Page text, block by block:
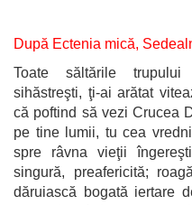
După Ectenia mică,
Toate săltările
sihăstreşti, ţi-ai arătat
că poftind să vezi Crucea
pe tine lumii, tu cea
spre râvna vieţii
singură, preafericită;
dăruiască bogată iertare